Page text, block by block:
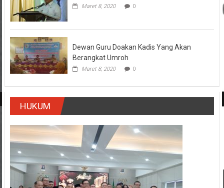
Maret 8, 2020 0
Dewan Guru Doakan Kadis Yang Akan
Berangkat Umroh
Maret 8, 2020 0
HUKUM